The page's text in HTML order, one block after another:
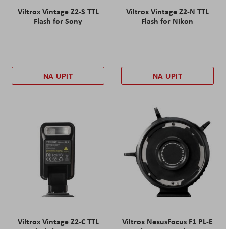
Viltrox Vintage Z2-S TTL
Flash for Sony
NA UPIT
Viltrox Vintage Z2-N TTL
Flash for Nikon
NA UPIT
Viltrox Vintage Z2-C TTL
Viltrox NexusFocus F1 PL-E